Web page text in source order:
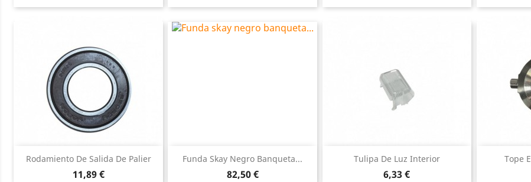
Rodamiento De Salida De Palier
Precio
11,89 €
Vista rápida Funda Skay Negro Banqueta...
Precio
82,50 €
Vista rápida Tulipa De Luz Interior
Precio
6,33 €
Vista rápida Tope